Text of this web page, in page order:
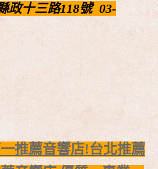
政十三路118號 03-
推薦音響店!台北推薦